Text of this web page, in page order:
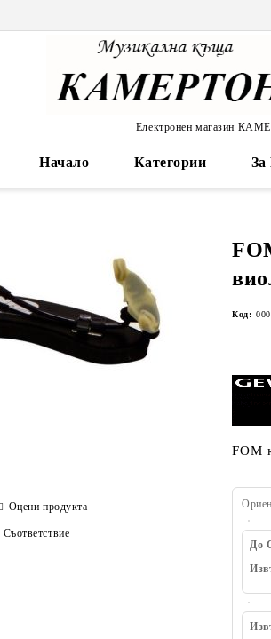
Електронен магазин
Начало Категории За
Код:
FOM
До
Оцени продукта